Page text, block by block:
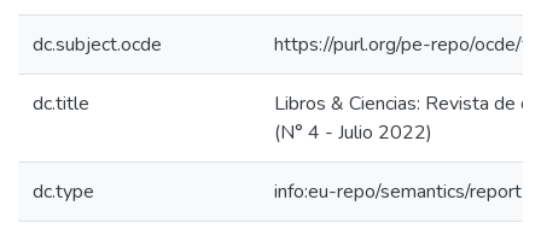
dc.subject.ocde https://purl.org/pe-repo/ocde/
dc.title
Libros & Ciencias: Revista de
(N° 4 - Julio 2022)
dc.type info:eu-repo/semantics/report